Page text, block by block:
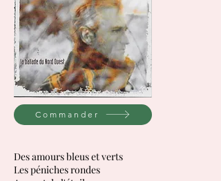
Commander
Des amours bleus et verts
Les péniches rondes